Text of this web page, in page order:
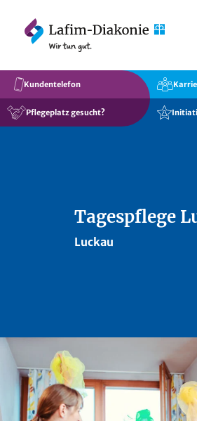
Kundentelefon
Pflegeplatz gesucht?
Tagespflege
Luckau